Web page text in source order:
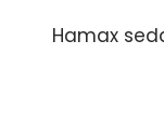
Hamax